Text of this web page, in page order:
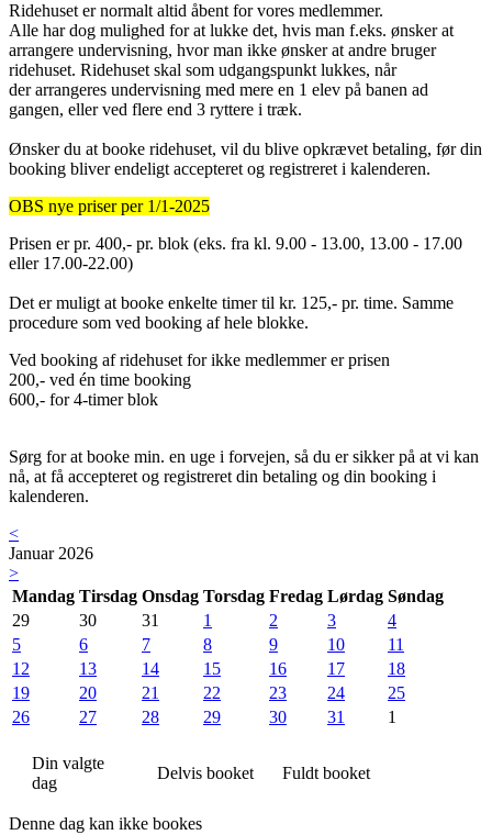
Ridehuset er normalt altid åbent for vores medlemmer.
Alle har dog mulighed for at lukke det, hvis man f.eks. ønsker at
arrangere undervisning, hvor man ikke ønsker at andre bruger
ridehuset. Ridehuset skal som udgangspunkt lukkes, når
der arrangeres undervisning med mere en 1 elev på banen ad
gangen, eller ved flere end 3 ryttere i træk.
Ønsker du at booke ridehuset, vil du blive opkrævet betaling, før din
booking bliver endeligt accepteret og registreret i kalenderen.
OBS nye priser per 1/1-2025
Prisen er pr. 400,- pr. blok (eks. fra kl. 9.00 - 13.00, 13.00 - 17.00
eller 17.00-22.00)
Det er muligt at booke enkelte timer til kr. 125,- pr. time. Samme
procedure som ved booking af hele blokke.
Ved booking af ridehuset for ikke medlemmer er prisen
200,- ved én time booking
600,- for 4-timer blok
Sørg for at booke min. en uge i forvejen, så du er sikker på at vi kan
nå, at få accepteret og registreret din betaling og din booking i
kalenderen.
<
Januar 2026
>
Mandag Tirsdag Onsdag Torsdag Fredag Lørdag Søndag
29
30 31 1 2 3
4
5
6 7 8 9 10
11
12
13 14 15 16 17
18
19
20 21 22 23 24
25
26
27 28 29 30 31 1
Din valgte
dag
Delvis booket Fuldt booket
Denne dag kan ikke bookes